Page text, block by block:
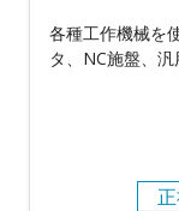
各種工作機械を
タ、NC施盤、